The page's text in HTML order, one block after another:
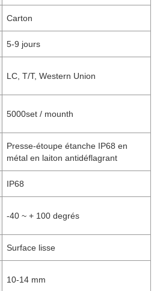
Carton
5-9 jours
LC, T/T, Western Union
5000set / mounth
Presse-étoupe étanche IP68 en
métal en laiton antidéflagrant
IP68
-40 ~ + 100 degrés
Surface lisse
10-14 mm